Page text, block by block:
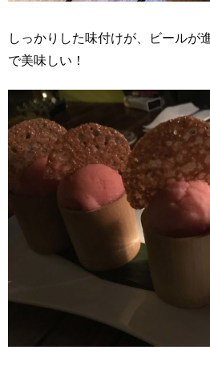
しっかりした味付けが、ビールが
で美味しい！